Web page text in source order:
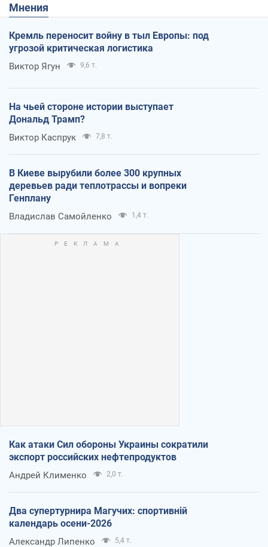
Мнения
Кремль переносит войну в тыл Европы: под
угрозой критическая логистика
Виктор Ягун 9,6 т.
На чьей стороне истории выступает
Дональд Трамп?
Виктор Каспрук 7,8 т.
В Киеве вырубили более 300 крупных
деревьев ради теплотрассы и вопреки
Генплану
Владислав Самойленко 1,4 т.
Как атаки Сил обороны Украины сократили
экспорт российских нефтепродуктов
Андрей Клименко 2,0 т.
Два супертурнира Магучих: спортивній
календарь осени-2026
Александр Липенко 5,4 т.